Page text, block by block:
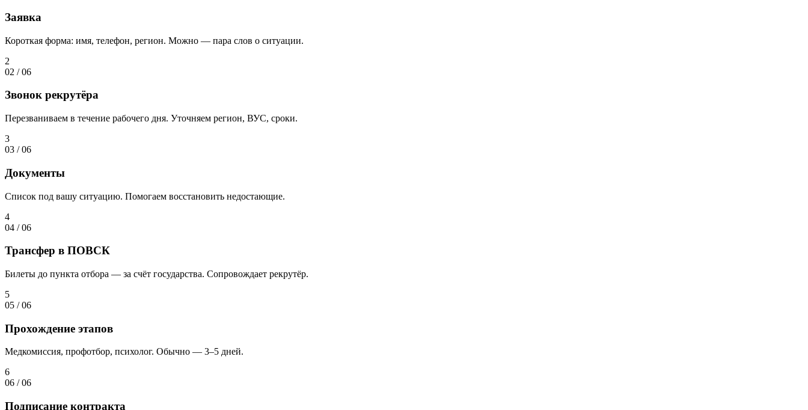
Заявка
Короткая форма: имя, телефон, регион. Можно — пара слов о ситуации.
2
02 /06
Звонок рекрутёра
Перезваниваем в течение рабочего дня. Уточняем регион, ВУС, сроки.
3
03 /06
Документы
Список под вашу ситуацию. Помогаем восстановить недостающие.
4
04 /06
Трансфер в ПОВСК
Билеты до пункта отбора — за счёт государства. Сопровождает рекрутёр.
5
05 /06
Прохождение этапов
Медкомиссия, профотбор, психолог. Обычно — 3–5 дней.
6
06 /06
Подписание контракта